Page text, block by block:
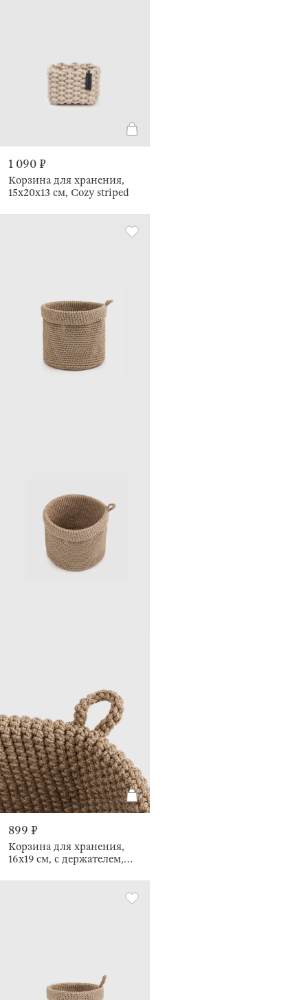
1 090 ₽
Корзина для хранения,
15х20х13 см, Cozy striped
899 ₽
Корзина для хранения,
16х19 см, с держателем,